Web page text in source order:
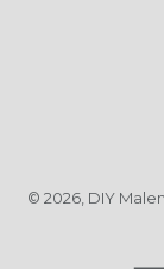
© 2026, DIY